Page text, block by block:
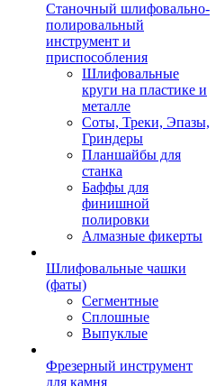
Станочный шлифовально-
полировальный
инструмент и
приспособления
Шлифовальные
круги на пластике и
металле
Соты, Треки, Эпазы,
Гриндеры
Планшайбы для
станка
Баффы для
финишной
полировки
Алмазные фикерты
Шлифовальные чашки
(фаты)
Сегментные
Сплошные
Выпуклые
Фрезерный инструмент
для камня